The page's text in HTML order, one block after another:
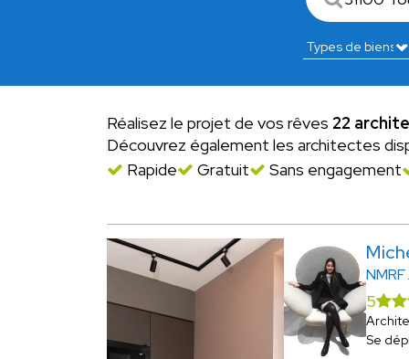
Réalisez le projet de vos rêves 22
Découvrez également les architectes
Rapide
Gratuit Sans engagement
5
Se